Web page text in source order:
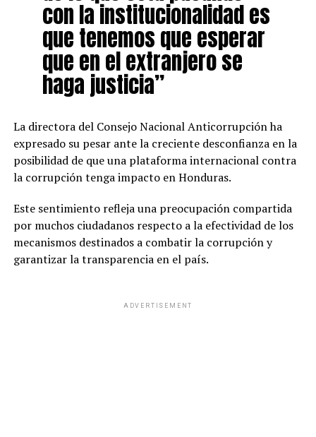
con la institucionalidad es
que tenemos que esperar
que en el extranjero se
haga justicia”
La directora del Consejo Nacional Anticorrupción ha
expresado su pesar ante la creciente desconfianza en la
posibilidad de que una plataforma internacional contra
la corrupción tenga impacto en Honduras.
Este sentimiento refleja una preocupación compartida
por muchos ciudadanos respecto a la efectividad de los
mecanismos destinados a combatir la corrupción y
garantizar la transparencia en el país.
ADVERTISEMENT